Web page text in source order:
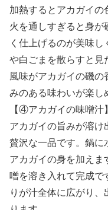
加熱するとアカガイの
火を通しすぎると身
く仕上げるのが美味
や白ごまを散らすと見
風味がアカガイの磯
みのある味わいが楽し
【④アカガイの味噌汁】
アカガイの旨みが溶け
贅沢な一品です。鍋に
アカガイの身を加えま
噌を溶き入れて完成で
りが汁全体に広がり